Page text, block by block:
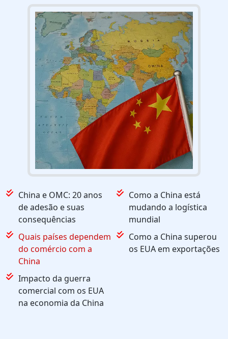
China e OMC: 20 anos
de adesão e suas
consequências
Como a China está
mudando a logística
mundial
Quais países dependem
do comércio com a
China
Como a China superou
os EUA em exportações
Impacto da guerra
comercial com os EUA
na economia da China